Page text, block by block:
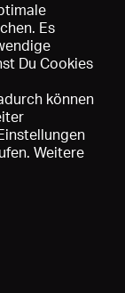
Speichern
Es
Du Cookies
können
Weitere